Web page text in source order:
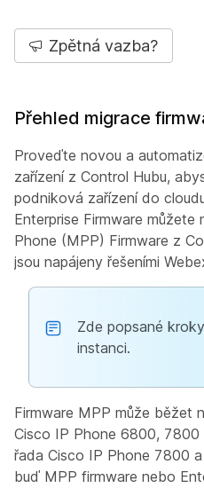
Zpětná vazba?
Přehled migrace
Proveďte novou a
zařízení z Control Hubu,
podniková zařízení do
Enterprise Firmware
Phone (MPP) Firmware z
jsou napájeny řešeními
Zde popsané
instanci.
Firmware MPP může běžet
Cisco IP Phone 6800, 7800
řada Cisco IP Phone 7800
buď MPP firmware nebo